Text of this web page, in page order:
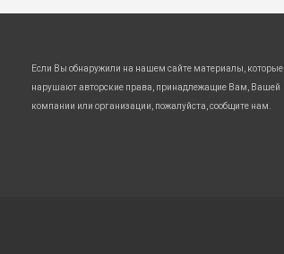
Если Вы обнаружили на нашем сайте материалы, которые
нарушают авторские права, принадлежащие Вам, Вашей
компании или организации, пожалуйста, сообщите нам.